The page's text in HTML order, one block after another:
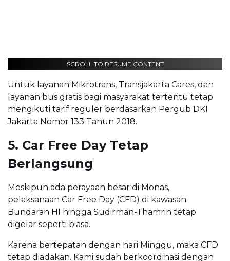
SCROLL TO RESUME CONTENT
Untuk layanan Mikrotrans, Transjakarta Cares, dan
layanan bus gratis bagi masyarakat tertentu tetap
mengikuti tarif reguler berdasarkan Pergub DKI
Jakarta Nomor 133 Tahun 2018.
5. Car Free Day Tetap
Berlangsung
Meskipun ada perayaan besar di Monas,
pelaksanaan Car Free Day (CFD) di kawasan
Bundaran HI hingga Sudirman-Thamrin tetap
digelar seperti biasa.
Karena bertepatan dengan hari Minggu, maka CFD
tetap diadakan. Kami sudah berkoordinasi dengan